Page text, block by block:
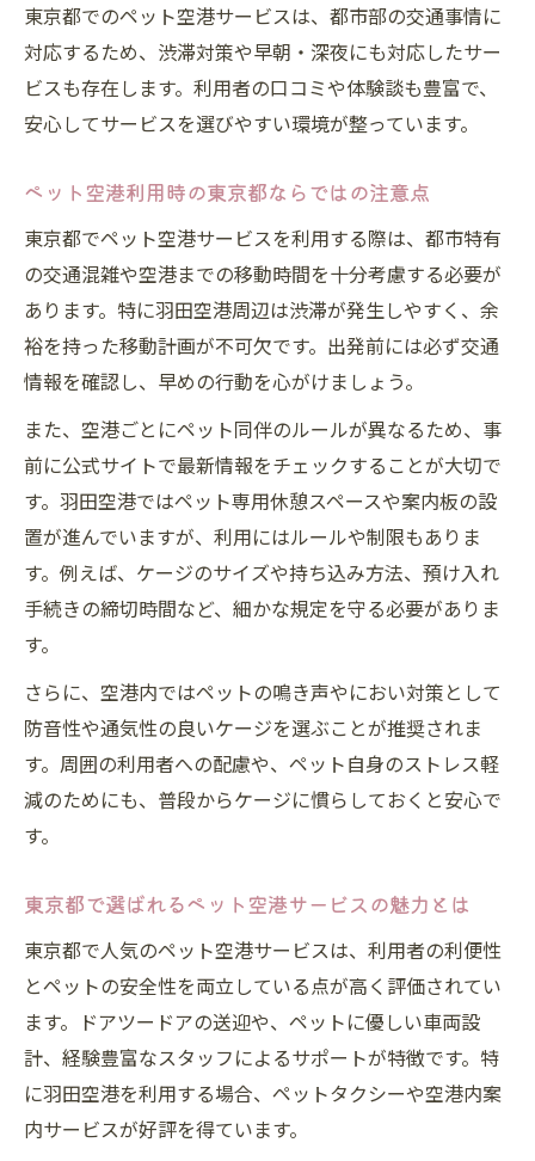
ト解説
ペットタクシーを利用した空港アクセスの
コツ
活用法
ペット空港利用時におすすめのペットタク
シー情報
ペットタクシーで安心してペット空港へ移
動する方法
羽田利用で気を付けたいペット空港基本情報
羽田利用時のペット空港ルールと注意点ま
とめ
ペット空港サービスの羽田での活用ポイン
ト
羽田空港でペット空港利用時に必要な手続
き
羽田空港のペット空港サービスで見落とし
がちな点
空の旅を快適にする事前準備と工夫
ペット空港利用前の愛犬向け事前準備ポイ
ビス活用術
ペット空港サービスで事前に準備すべきこ
と
愛犬の空旅を安心にするためのペット空港
対策
ペット空港を快適に使うための工夫と準備
例
東京都でのペット空港サービスは、都市部の交通事情に
対応するため、渋滞対策や早朝・深夜にも対応したサー
ビスも存在します。利用者の口コミや体験談も豊富で、
安心してサービスを選びやすい環境が整っています。
ペット空港利用時の東京都ならではの注意点
東京都でペット空港サービスを利用する際は、都市特有
の交通混雑や空港までの移動時間を十分考慮する必要が
あります。特に羽田空港周辺は渋滞が発生しやすく、余
裕を持った移動計画が不可欠です。出発前には必ず交通
情報を確認し、早めの行動を心がけましょう。
また、空港ごとにペット同伴のルールが異なるため、事
前に公式サイトで最新情報をチェックすることが大切で
す。羽田空港ではペット専用休憩スペースや案内板の設
置が進んでいますが、利用にはルールや制限もありま
す。例えば、ケージのサイズや持ち込み方法、預け入れ
手続きの締切時間など、細かな規定を守る必要がありま
す。
さらに、空港内ではペットの鳴き声やにおい対策として
防音性や通気性の良いケージを選ぶことが推奨されま
す。周囲の利用者への配慮や、ペット自身のストレス軽
減のためにも、普段からケージに慣らしておくと安心で
す。
東京都で選ばれるペット空港サービスの魅力とは
東京都で人気のペット空港サービスは、利用者の利便性
とペットの安全性を両立している点が高く評価されてい
ます。ドアツードアの送迎や、ペットに優しい車両設
計、経験豊富なスタッフによるサポートが特徴です。特
に羽田空港を利用する場合、ペットタクシーや空港内案
内サービスが好評を得ています。